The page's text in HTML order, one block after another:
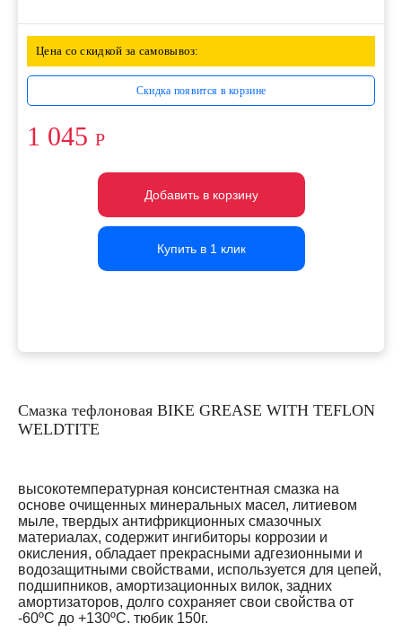
Цена со скидкой за самовывоз:
Скидка появится в корзине
1 045 Р
Добавить в корзину
Добавить в корзину
Добавить в корзину
Купить в 1 клик
Купить в 1 клик
Купить в 1 клик
Смазка тефлоновая BIKE GREASE WITH TEFLON
WELDTITE
высокотемпературная консистентная смазка на
основе очищенных минеральных масел, литиевом
мыле, твердых антифрикционных смазочных
материалах, содержит ингибиторы коррозии и
окисления, обладает прекрасными адгезионными и
водозащитными свойствами, используется для цепей,
подшипников, амортизационных вилок, задних
амортизаторов, долго сохраняет свои свойства от
-60ºС до +130ºС. тюбик 150г.